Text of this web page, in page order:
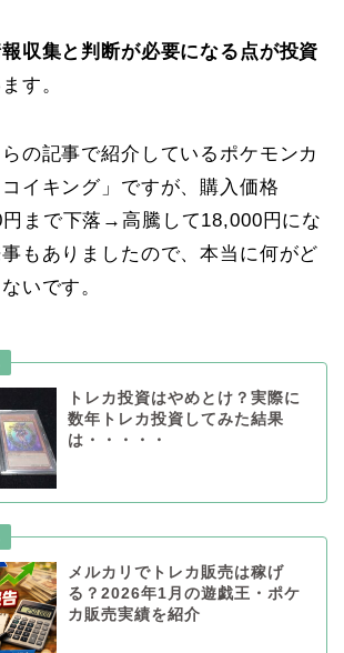
収集と判断が必要になる点が投資
す。
の記事で紹介しているポケモンカ
イキング」ですが、購入価格
まで下落→高騰して18,000円にな
もありましたので、本当に何がど
いです。
トレカ投資はやめとけ？実際に
数年トレカ投資してみた結果
は・・・・・
メルカリでトレカ販売は稼げ
る？2026年1月の遊戯王・ポケ
カ販売実績を紹介